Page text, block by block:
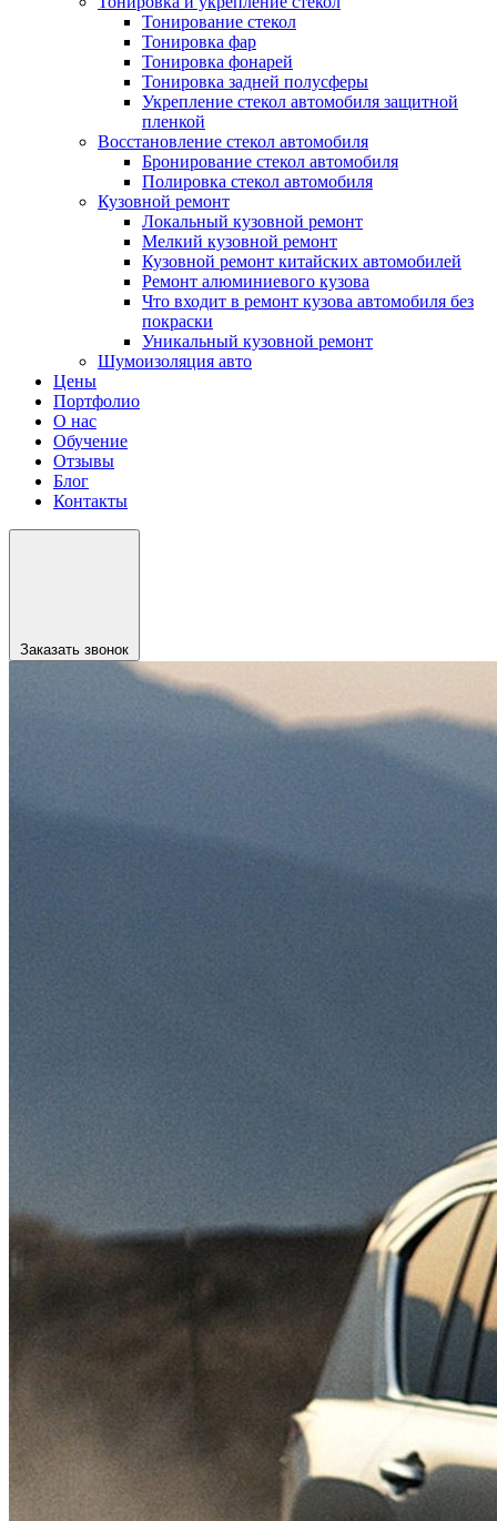
Тонирование стекол
Тонировка фар
Тонировка фонарей
Тонировка задней полусферы
Укрепление стекол автомобиля защитной
пленкой
Восстановление стекол автомобиля
Бронирование стекол автомобиля
Полировка стекол автомобиля
Кузовной ремонт
Локальный кузовной ремонт
Мелкий кузовной ремонт
Кузовной ремонт китайских автомобилей
Ремонт алюминиевого кузова
Что входит в ремонт кузова автомобиля без
покраски
Уникальный кузовной ремонт
Шумоизоляция авто
Цены
Портфолио
О нас
Обучение
Отзывы
Блог
Контакты
Заказать звонок